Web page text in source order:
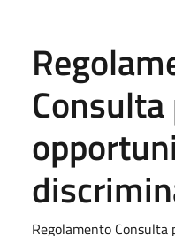
Consulta
Regolamento